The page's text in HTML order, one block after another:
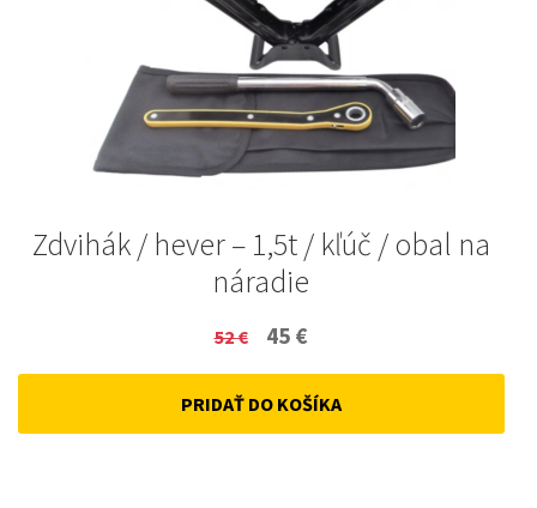
Zdvihák / hever – 1,5t / kľúč / obal na
náradie
52€
Original
price
was:
45 €
price
is:
PRIDAŤ DO KOŠÍKA